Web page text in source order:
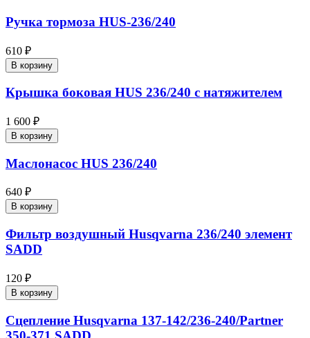
Ручка тормоза HUS-236/240
610 ₽
В корзину
Крышка боковая HUS 236/240 с натяжителем
1 600 ₽
В корзину
Маслонасос HUS 236/240
640 ₽
В корзину
Фильтр воздушный Husqvarna 236/240 элемент
SADD
120 ₽
В корзину
Сцепление Нusqvarna 137-142/236-240/Partner